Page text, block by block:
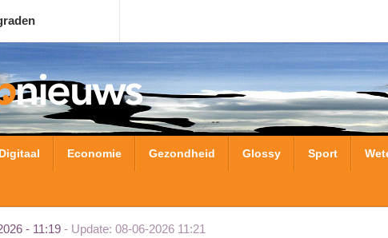
Digitaal Economie Gezondheid Glossy Sport
- 11:19 Update: 08-06-2026 11:21